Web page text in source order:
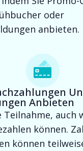
oder
anbieten.
Anbieten
Teilnahme, auch
können.
können